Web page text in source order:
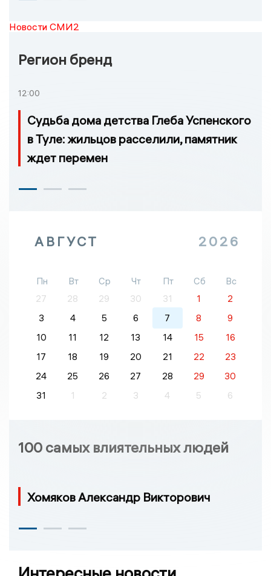
Новости СМИ2
Регион бренд
12:00
Судьба дома детства Глеба Успенского
в Туле: жильцов расселили, памятник
ждет перемен
АВГУСТ 2026
Пн Вт Ср Чт Пт Сб
Вс
27
28 29 30 31 1
2
3
4 5 6 7 8
9
10
11 12 13 14 15
16
17
18 19 20 21 22
23
24
25 26 27 28 29
30
31
1 2 3 4 5 6
100 самых влиятельных людей
Хомяков Александр Викторович